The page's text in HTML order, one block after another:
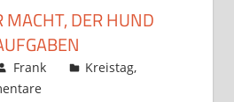
MACHT, DER HUND
Frank Kreistag,